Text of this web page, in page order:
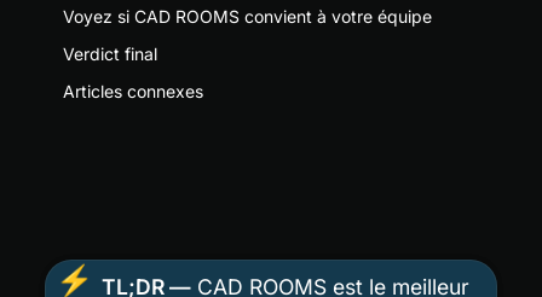
Voyez si CAD ROOMS convient à votre équipe
Verdict final
Articles connexes
⚡ TL;DR — CAD ROOMS est le meilleur